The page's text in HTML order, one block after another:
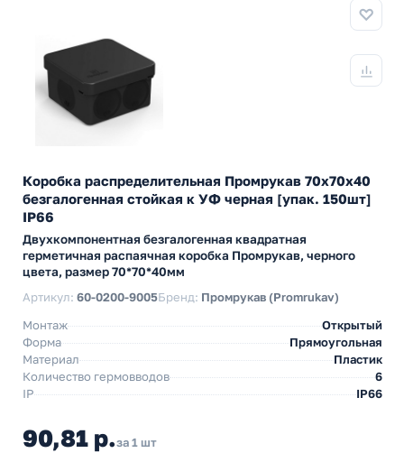
Коробка распределительная Промрукав 70х70х40
безгалогенная стойкая к УФ черная [упак. 150шт]
IP66
Двухкомпонентная безгалогенная квадратная
герметичная распаячная коробка Промрукав, черного
цвета, размер 70*70*40мм
Артикул: 60-0200-9005Бренд: Промрукав (Promrukav)
Монтаж
Открытый
Форма
Прямоугольная
Материал
Пластик
Количество гермовводов
6
IP
IP66
90,81 р.за 1 шт